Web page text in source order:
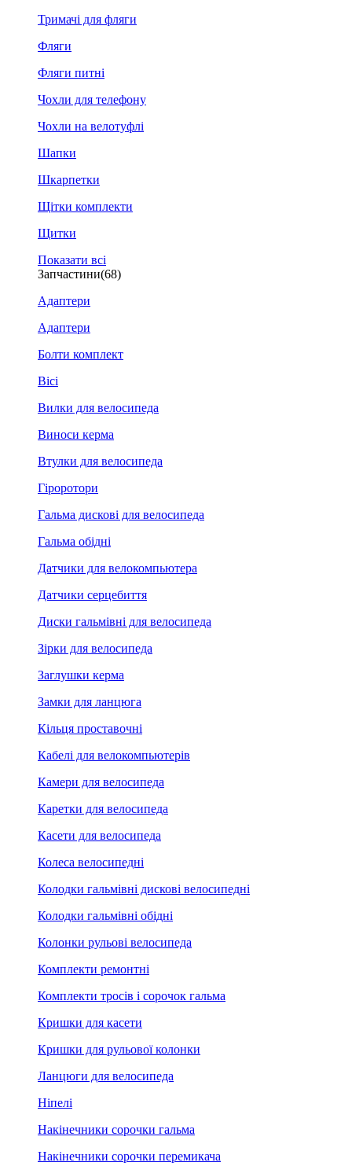
Тримачі для фляги
Фляги
Фляги питні
Чохли для телефону
Чохли на велотуфлі
Шапки
Шкарпетки
Щітки комплекти
Щитки
Показати всі
Запчастини(68)
Адаптери
Адаптери
Болти комплект
Вісі
Вилки для велосипеда
Виноси керма
Втулки для велосипеда
Гіроротори
Гальма дискові для велосипеда
Гальма обідні
Датчики для велокомпьютера
Датчики серцебиття
Диски гальмівні для велосипеда
Зірки для велосипеда
Заглушки керма
Замки для ланцюга
Кільця проставочні
Кабелі для велокомпьютерів
Камери для велосипеда
Каретки для велосипеда
Касети для велосипеда
Колеса велосипедні
Колодки гальмівні дискові велосипедні
Колодки гальмівні обідні
Колонки рульові велосипеда
Комплекти ремонтні
Комплекти тросів і сорочок гальма
Кришки для касети
Кришки для рульової колонки
Ланцюги для велосипеда
Ніпелі
Накінечники сорочки гальма
Накінечники сорочки перемикача